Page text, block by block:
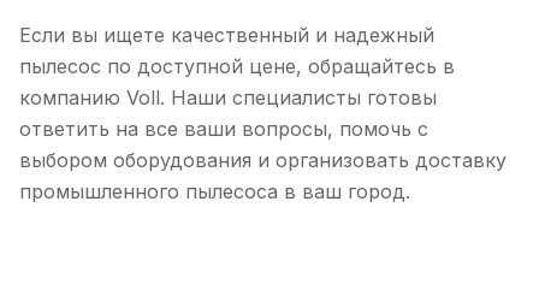
Если вы ищете качественный и надежный
пылесос по доступной цене, обращайтесь в
компанию Voll. Наши специалисты готовы
ответить на все ваши вопросы, помочь с
выбором оборудования и организовать доставку
промышленного пылесоса в ваш город.